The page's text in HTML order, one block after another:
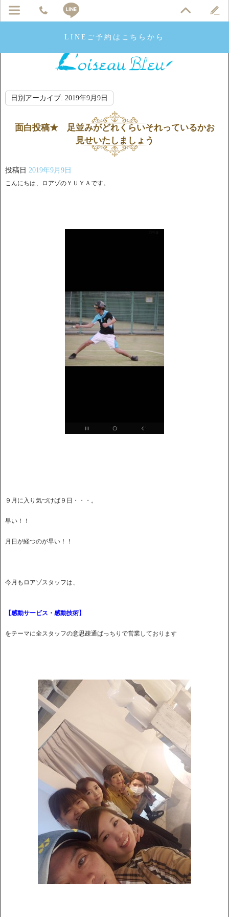
LINEご予約はこちらから
日別アーカイブ: 2019年9月9日
面白投稿★ 足並みがどれくらいそれっているかお
見せいたしましょう
投稿日 2019年9月9日
こんにちは、ロアゾのＹＵＹＡです。
９月に入り気づけば９日・・・。
早い！！
月日が経つのが早い！！
今月もロアゾスタッフは、
【感動サービス・感動技術】
をテーマに全スタッフの意思疎通ばっちりで営業しております